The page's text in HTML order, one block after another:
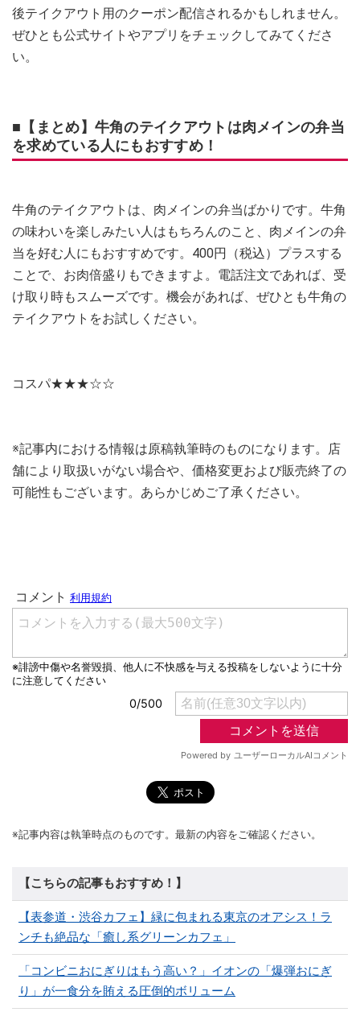
後テイクアウト用のクーポン配信されるかもしれません。
ぜひとも公式サイトやアプリをチェックしてみてくださ
い。
■【まとめ】牛角のテイクアウトは肉メインの弁当
を求めている人にもおすすめ！
牛角のテイクアウトは、肉メインの弁当ばかりです。牛角
の味わいを楽しみたい人はもちろんのこと、肉メインの弁
当を好む人にもおすすめです。400円（税込）プラスする
ことで、お肉倍盛りもできますよ。電話注文であれば、受
け取り時もスムーズです。機会があれば、ぜひとも牛角の
テイクアウトをお試しください。
コスパ★★★☆☆
※記事内における情報は原稿執筆時のものになります。店
舗により取扱いがない場合や、価格変更および販売終了の
可能性もございます。あらかじめご了承ください。
※記事内容は執筆時点のものです。最新の内容をご確認ください。
【こちらの記事もおすすめ！】
【表参道・渋谷カフェ】緑に包まれる東京のオアシス！ラ
ンチも絶品な「癒し系グリーンカフェ」
「コンビニおにぎりはもう高い？」イオンの「爆弾おにぎ
り」が一食分を賄える圧倒的ボリューム